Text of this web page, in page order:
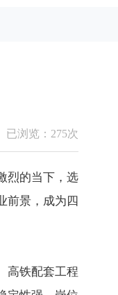
已浏览： 275次
烈的当下，选
前景，成为四
高铁配套工程